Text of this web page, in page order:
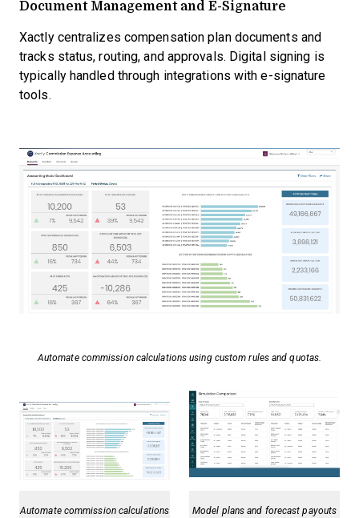
Document Management and E-Signature
Xactly centralizes compensation plan documents and
tracks status, routing, and approvals. Digital signing is
typically handled through integrations with e-signature
tools.
Automate commission calculations using custom rules and quotas.
Automate commission calculations
Model plans and forecast payouts